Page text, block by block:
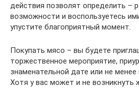
действия позволят определить –
возможности и воспользуетесь
упустите благоприятный момент.
Покупать мясо – вы будете
торжественное мероприятие,
знаменательной дате или не
Хотя у вас может и не возникнуть